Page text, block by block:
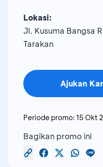
Lokasi:
Jl. Kusuma Bangsa
Tarakan
Ajukan
Periode promo: 15 Okt
Bagikan promo ini